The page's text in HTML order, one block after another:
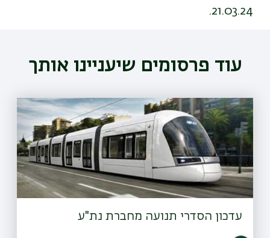
21.03.24.
עוד פרסומים שיעניינו אותך
עדכון הסדרי תנועה מחברת נת"ע